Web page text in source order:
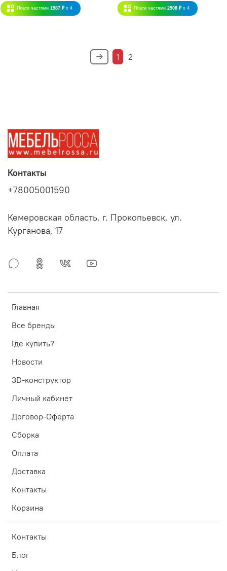
Плати частями 1987 ₽ x 4 Плати частями 2908 ₽ x 4
1 2
Главная
Все бренды
Где купить?
Новости
3D-конструктор
Личный кабинет
Договор-Оферта
Сборка
Оплата
Доставка
Контакты
Корзина
Контакты
Блог
Контакты
+78005001590
Кемеровская область, г. Прокопьевск, ул.
Курганова, 17